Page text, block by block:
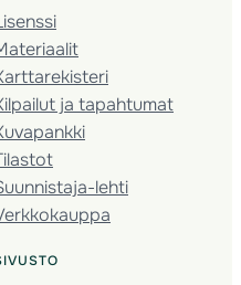
ja tapahtumat
lehti